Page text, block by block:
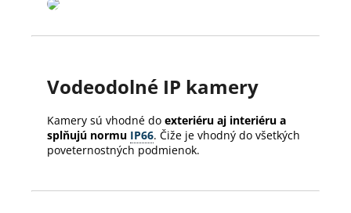
Vodeodolné IP kamery
Kamery sú vhodné do exteriéru aj interiéru a
splňujú normu IP66. Čiže je vhodný do všetkých
poveternostných podmienok.